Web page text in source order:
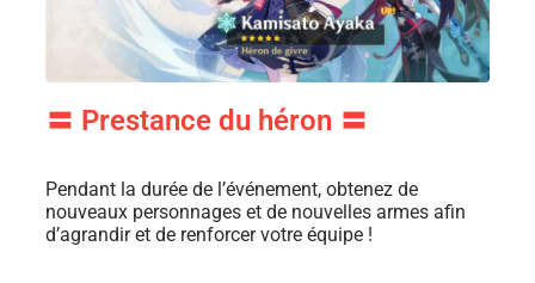
〓 Prestance du héron 〓
Pendant la durée de l’événement, obtenez de
nouveaux personnages et de nouvelles armes afin
d’agrandir et de renforcer votre équipe !